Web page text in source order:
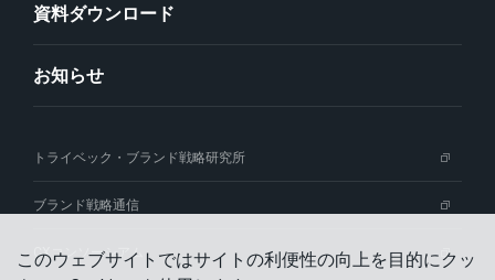
資料ダウンロード
お知らせ
トライベック・ブランド戦略研究所
ブランド戦略通信
CXコンソーシアム
このウェブサイトではサイトの利便性の向上を⽬的にクッ